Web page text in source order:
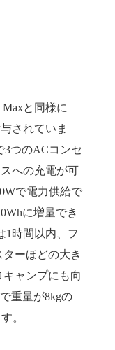
と同様に
されていま
3つのACコンセ
への充電が可
で電力供給で
に増量でき
1時間以内、フ
ーほどの大き
キャンプにも向
重量が8kgの
。